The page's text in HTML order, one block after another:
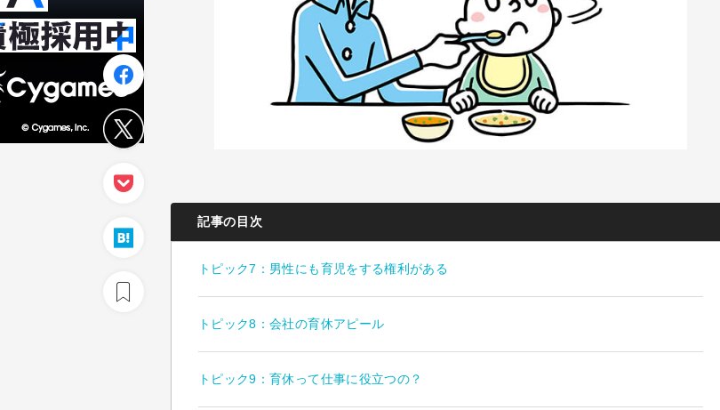
記事の目次
トピック7：男性にも育児をする権利がある
トピック8：会社の育休アピール
トピック9：育休って仕事に役立つの？